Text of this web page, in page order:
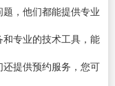
，他们都能提供专业
专业的技术工具，能
提供预约服务，您可